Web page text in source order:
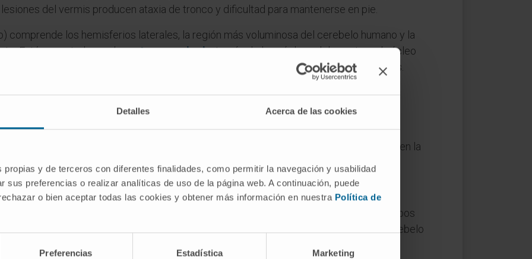
Detalles Acerca de las cookies
propias y de terceros con diferentes finalidades, como permitir la navegación y usabilidad
sus preferencias o realizar analíticas de uso de la página web. A continuación, puede
o bien aceptar todas las cookies y obtener más información en nuestra Política de
Preferencias Estadística Marketing
del vermis producen ataxia de tronco y dificultad para mantenerse en pie.
comprende los hemisferios laterales, la región más voluminosa del cerebelo humano y la
Está conectado con lacorteza cerebrala través de los núcleos del puente y el núcleo
y la ejecución precisa de movimientos finos, sobre todo de los miembros superiores.
que indica antigüedad o primacía. Designa la porción del cerebelo que apareció primero en la
acuáticos primitivos.
que vestibulocerebelo?
es el término filogenético; "vestibulocerebelo" es el término anatomofuncional. Ambos
sus conexiones vestibulares. La RANM acepta los dos como sinónimos junto con "cerebelo